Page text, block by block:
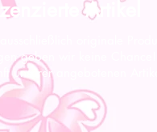
Artikel
originale
geben wir keine Chance!
unserer angebotenen